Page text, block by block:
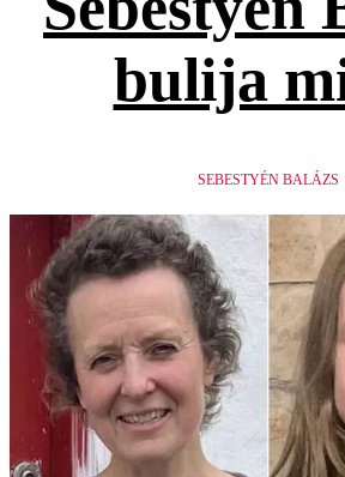
bulija
SEBESTYÉN BALÁZS